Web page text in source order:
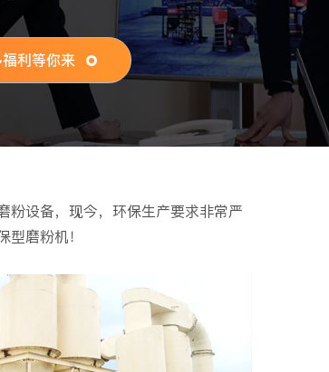
利等你来
粉设备，现今，环保生产要求非常严
磨粉机！